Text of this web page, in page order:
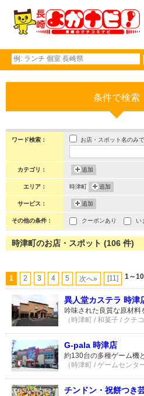
条件で検索
ワード検索： お店・スポット名のみ
カテゴリ： 追加
エリア： 時津町 追加
サービス： 追加
その他の条件： クーポンあり い
時津町のお店・スポット (106 件)
1 2 3 4 5 次へ» [11] 1～10
異人堂カステラ 時津
吟味された良質な原材
（時津町 / 和菓子 / クチ
G-pala 時津店
約130台の多種ゲーム機
（時津町 / ゲームセンタ
チンドン・祝餅つき